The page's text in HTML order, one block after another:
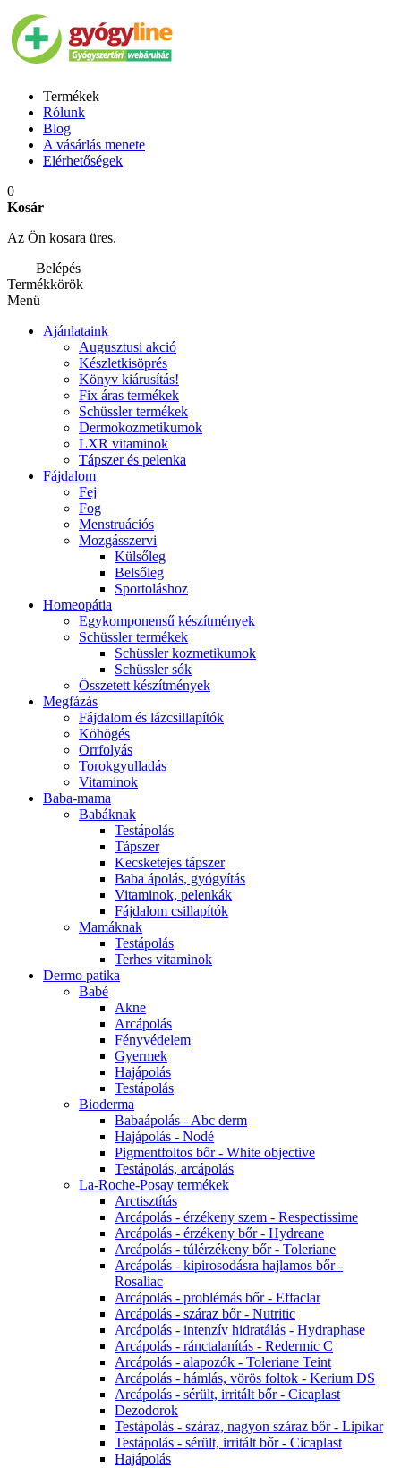
Termékek
Rólunk
Blog
A vásárlás menete
Elérhetőségek
0
Kosár
Az Ön kosara üres.
Belépés
Termékkörök
Menü
Ajánlataink
Augusztusi akció
Készletkisöprés
Könyv kiárusítás!
Fix áras termékek
Schüssler termékek
Dermokozmetikumok
LXR vitaminok
Tápszer és pelenka
Fájdalom
Fej
Fog
Menstruációs
Mozgásszervi
Külsőleg
Belsőleg
Sportoláshoz
Homeopátia
Egykomponensű készítmények
Schüssler termékek
Schüssler kozmetikumok
Schüssler sók
Összetett készítmények
Megfázás
Fájdalom és lázcsillapítók
Köhögés
Orrfolyás
Torokgyulladás
Vitaminok
Baba-mama
Babáknak
Testápolás
Tápszer
Kecsketejes tápszer
Baba ápolás, gyógyítás
Vitaminok, pelenkák
Fájdalom csillapítók
Mamáknak
Testápolás
Terhes vitaminok
Dermo patika
Babé
Akne
Arcápolás
Fényvédelem
Gyermek
Hajápolás
Testápolás
Bioderma
Babaápolás - Abc derm
Hajápolás - Nodé
Pigmentfoltos bőr - White objective
Testápolás, arcápolás
La-Roche-Posay termékek
Arctisztítás
Arcápolás - érzékeny szem - Respectissime
Arcápolás - érzékeny bőr - Hydreane
Arcápolás - túlérzékeny bőr - Toleriane
Arcápolás - kipirosodásra hajlamos bőr -
Rosaliac
Arcápolás - problémás bőr - Effaclar
Arcápolás - száraz bőr - Nutritic
Arcápolás - intenzív hidratálás - Hydraphase
Arcápolás - ránctalanítás - Redermic C
Arcápolás - alapozók - Toleriane Teint
Arcápolás - hámlás, vörös foltok - Kerium DS
Arcápolás - sérült, irritált bőr - Cicaplast
Dezodorok
Testápolás - száraz, nagyon száraz bőr - Lipikar
Testápolás - sérült, irritált bőr - Cicaplast
Hajápolás